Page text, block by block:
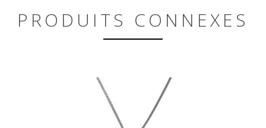
PRODUITS CONNEXES